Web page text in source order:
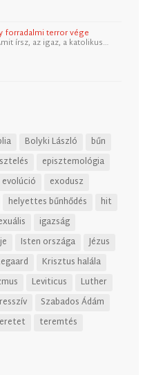
forradalmi terror vége
írsz, az igaz, a katolikus…
Bolyki László
bűn
episztemológia
evolúció
exodusz
helyettes bűnhődés
hit
igazság
Isten országa
Jézus
Krisztus halála
Leviticus
Luther
Szabados Ádám
teremtés